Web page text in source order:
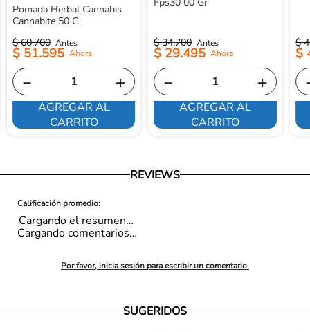
Pomada Herbal Cannabis
Cannabite 50 G
$ 60.700
$ 51.595
＋
－
AGREGAR AL
CARRITO
$ 34.700
$ 29.495
＋
－
AGREGAR AL
CARRITO
$
$
REVIEWS
Cargando el resumen…
Por favor, inicia sesión para escribir un comentario.
Cargando comentarios…
SUGERIDOS